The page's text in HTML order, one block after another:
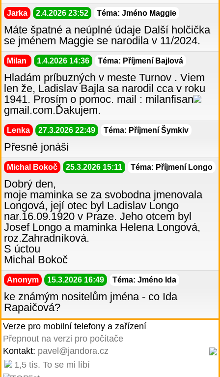
Jarka 2.4.2026 23:52 Téma: Jméno Maggie
Máte špatné a neúplné údaje Další holčička
se jménem Maggie se narodila v 11/2024.
Milan 1.4.2026 14:36 Téma: Příjmení Bajlová
Hladám príbuzných v meste Turnov . Viem
len že, Ladislav Bajla sa narodil cca v roku
1941. Prosím o pomoc. mail : milanfisan
gmail.com.Ďakujem.
Lenka 27.3.2026 22:49 Téma: Příjmení Šymkiv
Přesně jonáši
Michal Bokoč 25.3.2026 15:11 Téma: Příjmení Longo
Dobrý den,
moje maminka se za svobodna jmenovala
Longová, její otec byl Ladislav Longo
nar.16.09.1920 v Praze. Jeho otcem byl
Josef Longo a maminka Helena Longová,
roz.Zahradníková.
S úctou
Michal Bokoč
Anonym 15.3.2026 16:49 Téma: Jméno Ida
ke známým nositelům jména - co Ida
Rapaičová?
Verze pro mobilní telefony a zařízení
Přepnout na verzi pro počítače
Kontakt: pavel@jandora.cz
1,5 tis. To se mi líbí